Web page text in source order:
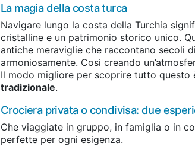
La magia della costa turca
Navigare lungo la costa della Turchia
cristalline e un patrimonio storico unico.
antiche meraviglie che raccontano secoli
armoniosamente. Cosi creando
Il modo migliore per scoprire tutto questo
tradizionale.
Crociera privata o condivisa: due
Che viaggiate in gruppo, in famiglia o in
perfette per ogni esigenza.